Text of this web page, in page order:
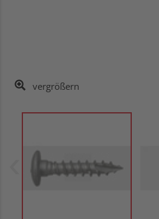
vergrößern